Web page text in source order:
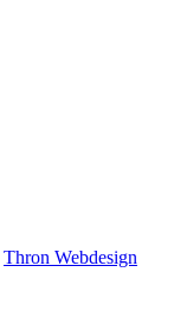
Thron Webdesign